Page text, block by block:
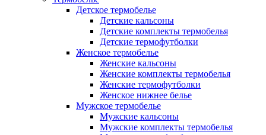
Детское термобелье
Детские кальсоны
Детские комплекты термобелья
Детские термофутболки
Женское термобелье
Женские кальсоны
Женские комплекты термобелья
Женские термофутболки
Женское нижнее белье
Мужское термобелье
Мужские кальсоны
Мужские комплекты термобелья